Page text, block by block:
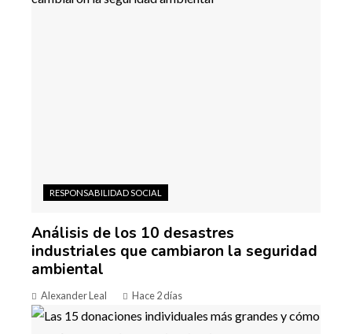
RESPONSABILIDAD SOCIAL
Análisis de los 10 desastres
industriales que cambiaron la seguridad
ambiental
Alexander Leal Hace 2 días